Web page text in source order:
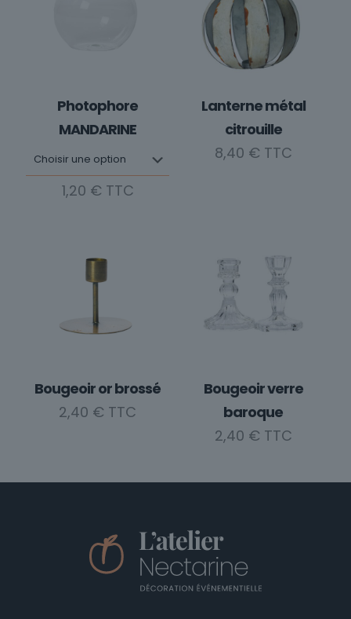
Photophore
MANDARINE
1,20 €
options
choisies
sur
la
produit
Lanterne métal
citrouille
8,40 €
Bougeoir or brossé
2,40 €
Bougeoir verre
baroque
2,40 €